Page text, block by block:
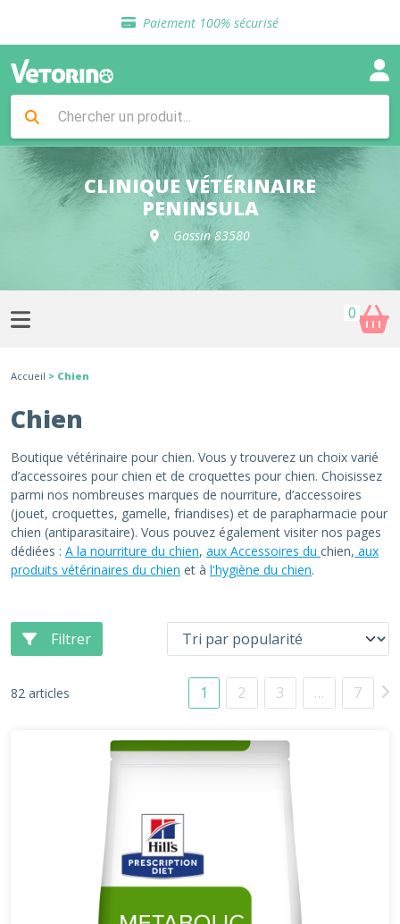
Paiement 100% sécurisé
Livraison gratuite en clinique vétérinaire
Sélection de croquettes vétérinaire
Livraison gratuite en clinique vétérinaire
Retour gratuit en clinique
Sélection de croquettes vétérinaire
CLINIQUE VÉTÉRINAIRE
PENINSULA
Gassin 83580
0
Accueil > Chien
Chien
Boutique vétérinaire pour chien. Vous y trouverez un choix varié
d’accessoires pour chien et de croquettes pour chien. Choisissez
parmi nos nombreuses marques de nourriture, d’accessoires
(jouet, croquettes, gamelle, friandises) et de parapharmacie pour
chien (antiparasitaire). Vous pouvez également visiter nos pages
dédiées : A la nourriture du chien, aux Accessoires du chien, aux
produits vétérinaires du chien et à l'hygiène du chien.
Filtrer
82 articles 1 2 3 … 7